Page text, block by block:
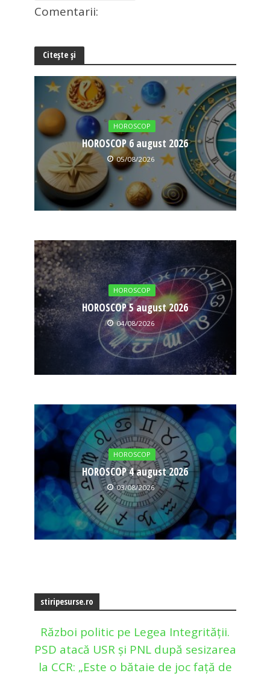
Comentarii:
Citește și
HOROSCOP
HOROSCOP 6 august 2026
05/08/2026
HOROSCOP
HOROSCOP 5 august 2026
04/08/2026
HOROSCOP
HOROSCOP 4 august 2026
03/08/2026
stiripesurse.ro
Război politic pe Legea Integrității.
PSD atacă USR și PNL după sesizarea
la CCR: „Este o bătaie de joc față de